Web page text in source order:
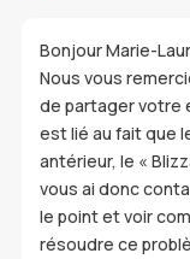
Bonjour Marie-
Nous vous
de partager votre
est lié au fait que
antérieur, le «
vous ai donc
le point et voir
résoudre ce